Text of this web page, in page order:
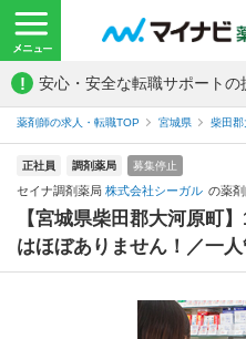
! 安心・安全な転職サポートの
薬剤師の求人・転職TOP 宮城県 柴田郡
正社員 調剤薬局 募集停止
セイナ調剤薬局 株式会社シーガル の薬剤
【宮城県柴田郡大河原町
はほぼありません！／一